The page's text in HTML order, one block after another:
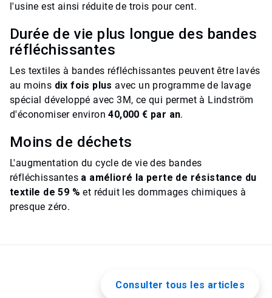
l'usine est ainsi réduite de trois pour cent.
Durée de vie plus longue des bandes
réfléchissantes
Les textiles à bandes réfléchissantes peuvent être lavés
au moins dix fois plus avec un programme de lavage
spécial développé avec 3M, ce qui permet à Lindström
d'économiser environ40,000 € par an.
Moins de déchets
L'augmentation du cycle de vie des bandes
réfléchissantes a amélioré la perte de résistance du
textile de 59 %et réduit les dommages chimiques à
presque zéro.
Consulter tous les articles